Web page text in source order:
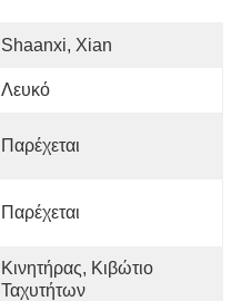
Shaanxi, Xian
Λευκό
Παρέχεται
Παρέχεται
Κινητήρας, Κιβώτιο
Ταχυτήτων